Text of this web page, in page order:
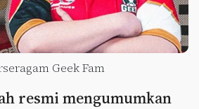
Geek Fam
resmi mengumumkan